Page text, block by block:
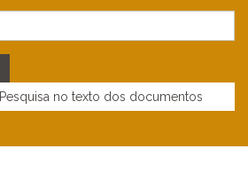
Pesquisa no texto dos documentos